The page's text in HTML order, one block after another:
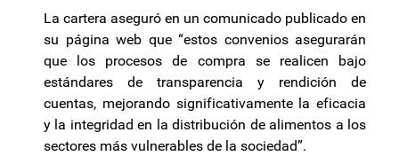
La cartera aseguró en un comunicado publicado en
su página web que “estos convenios asegurarán
que los procesos de compra se realicen bajo
estándares de transparencia y rendición de
cuentas, mejorando significativamente la eficacia
y la integridad en la distribución de alimentos a los
sectores más vulnerables de la sociedad”.